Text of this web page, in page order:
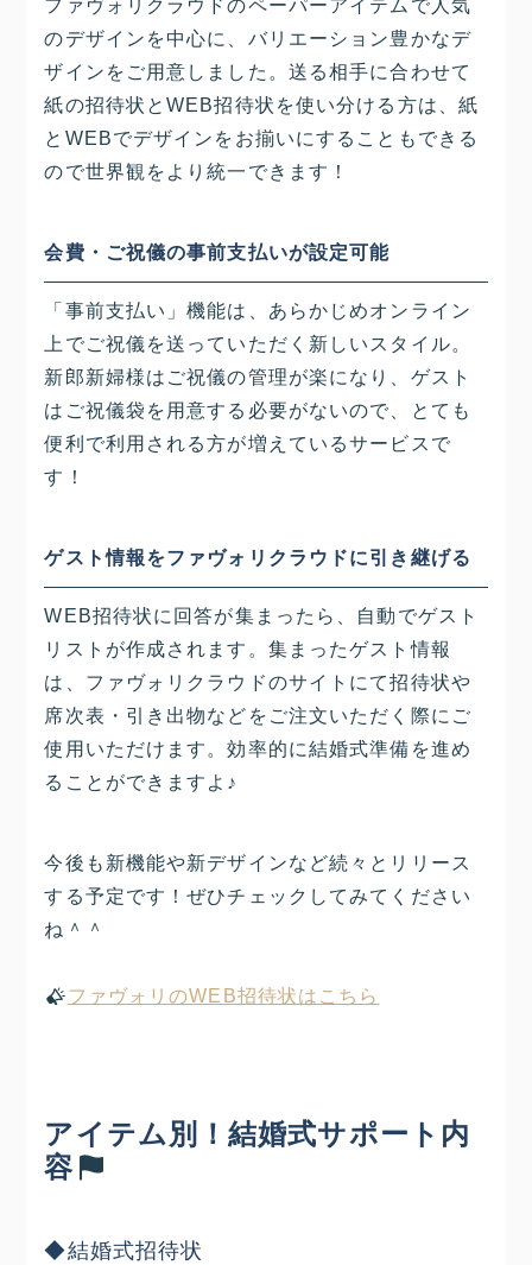
ファヴォリクラウドのペーパーアイテムで人気
のデザインを中心に、バリエーション豊かなデ
ザインをご用意しました。送る相手に合わせて
紙の招待状とWEB招待状を使い分ける方は、紙
とWEBでデザインをお揃いにすることもできる
ので世界観をより統一できます！
会費・ご祝儀の事前支払いが設定可能
「事前支払い」機能は、あらかじめオンライン
上でご祝儀を送っていただく新しいスタイル。
新郎新婦様はご祝儀の管理が楽になり、ゲスト
はご祝儀袋を用意する必要がないので、とても
便利で利用される方が増えているサービスで
す！
ゲスト情報をファヴォリクラウドに引き継げる
WEB招待状に回答が集まったら、自動でゲスト
リストが作成されます。集まったゲスト情報
は、ファヴォリクラウドのサイトにて招待状や
席次表・引き出物などをご注文いただく際にご
使用いただけます。効率的に結婚式準備を進め
ることができますよ♪
今後も新機能や新デザインなど続々とリリース
する予定です！ぜひチェックしてみてください
ね＾＾
ファヴォリのWEB招待状はこちら
アイテム別！結婚式サポート内
容
◆結婚式招待状